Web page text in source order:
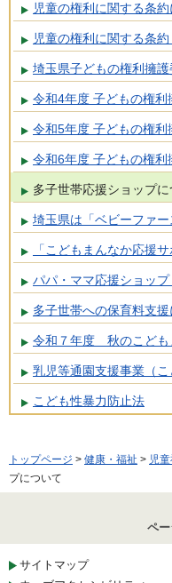
児童の権利に関する条
児童の権利に関する条約
埼玉県子どもの権利擁
令和4年度 子どもの権
令和5年度 子どもの権
令和6年度 子どもの権
多子世帯応援ショップに
埼玉県は「ベビーファ
「こどもまんなか応援
パパ・ママ応援ショップ
多子世帯への保育料支
令和７年度 秋のこども
乳児等通園支援事業（
こども性暴力防止法
トップページ > 健康・福祉 > 児
プについて
ペ
サイトマップ